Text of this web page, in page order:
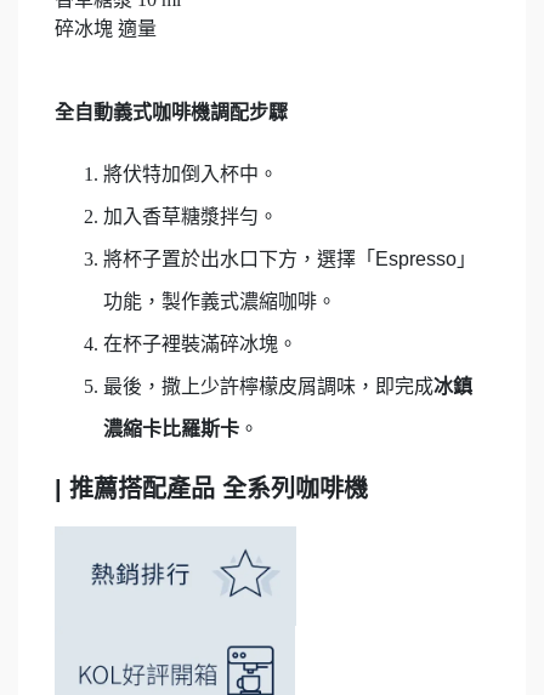
碎冰塊 適量
全自動義式咖啡機調配步驟
將伏特加倒入杯中。
加入香草糖漿拌勻。
將杯子置於出水口下方，選擇「Espresso」
功能，製作義式濃縮咖啡。
在杯子裡裝滿碎冰塊。
最後，撒上少許檸檬皮屑調味，即完成冰鎮
濃縮卡比羅斯卡 。
| 推薦搭配產品 全系列咖啡機